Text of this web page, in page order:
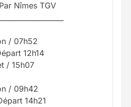
Nîmes TGV
/ 07h52
12h14
/ 15h07
/ 09h42
14h21